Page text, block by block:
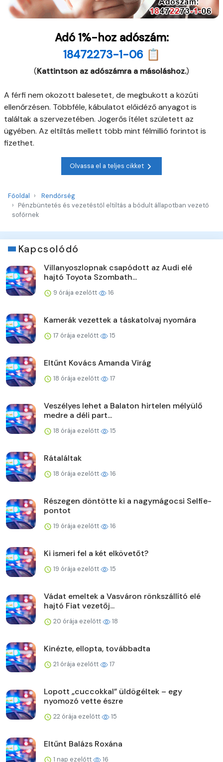
Adó 1%-hoz adószám:
18472273-1-06 📋
(Kattintson az adószámra a másoláshoz.)
A férfi nem okozott balesetet, de megbukott a közúti
ellenőrzésen. Többféle, kábulatot előidéző anyagot is
találtak a szervezetében. Jogerős ítélet született az
ügyében. Az eltiltás mellett több mint félmillió forintot is
fizethet.
Olvassa el a teljes cikket
Főoldal
Rendőrség
Pénzbüntetés és vezetéstől eltiltás a bódult állapotban vezető
sofőrnek
Kapcsolódó
Villanyoszlopnak csapódott az Audi elé
hajtó Toyota Szombath...
9 órája ezelőtt 16
Kamerák vezettek a táskatolvaj nyomára
17 órája ezelőtt 15
Eltűnt Kovács Amanda Virág
18 órája ezelőtt 17
Veszélyes lehet a Balaton hirtelen mélyülő
medre a déli part...
18 órája ezelőtt 15
Rátaláltak
18 órája ezelőtt 16
Részegen döntötte ki a nagymágocsi Selfie-
pontot
19 órája ezelőtt 16
Ki ismeri fel a két elkövetőt?
19 órája ezelőtt 15
Vádat emeltek a Vasváron rönkszállító elé
hajtó Fiat vezetőj...
20 órája ezelőtt 18
Kinézte, ellopta, továbbadta
21 órája ezelőtt 17
Lopott „cuccokkal” üldögéltek – egy
nyomozó vette észre
22 órája ezelőtt 15
Eltűnt Balázs Roxána
1 nap ezelőtt 16